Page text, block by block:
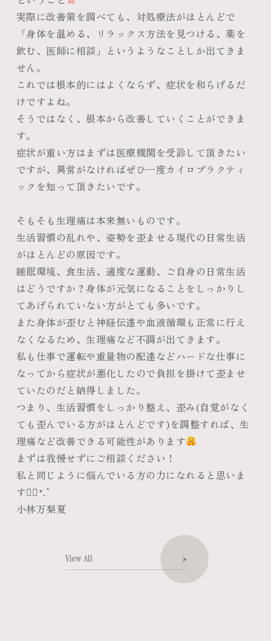
実際に改善策を調べても、対処療法がほとんどで
「身体を温める、リラックス方法を見つける、薬を
飲む、医師に相談」というようなことしか出てきま
せん。
これでは根本的にはよくならず、症状を和らげるだ
けですよね。
そうではなく、根本から改善していくことができま
す。
症状が重い方はまずは医療機関を受診して頂きたい
ですが、異常がなければぜひ一度カイロプラクティ
ックを知って頂きたいです。
そもそも生理痛は本来無いものです。
生活習慣の乱れや、姿勢を歪ませる現代の日常生活
がほとんどの原因です。
睡眠環境、食生活、適度な運動、ご自身の日常生活
はどうですか？身体が元気になることをしっかりし
てあげられていない方がとても多いです。
また身体が歪むと神経伝達や血液循環も正常に行え
なくなるため、生理痛など不調が出てきます。
私も仕事で運転や重量物の配達などハードな仕事に
なってから症状が悪化したので負担を掛けて歪ませ
ていたのだと納得しました。
つまり、生活習慣をしっかり整え、歪み(自覚がなく
ても歪んでいる方がほとんどです)を調整すれば、生
理痛など改善できる可能性があります
まずは我慢せずにご相談ください！
私と同じように悩んでいる方の力になれると思いま
す❁⃘*.ﾟ
小林万梨夏
View All